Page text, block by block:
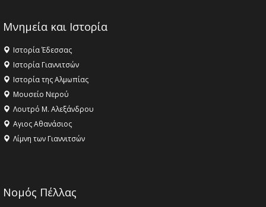
Μνημεία και Ιστορία
Ιστορία Έδεσσας
Ιστορία Γιαννιτσών
Ιστορία της Αλμωπίας
Μουσείο Νερού
Λουτρό Μ. Αλεξάνδρου
Αγιος Αθανάσιος
Λίμνη των Γιαννιτσών
Νομός Πέλλας